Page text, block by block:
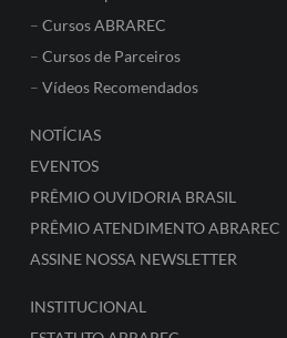
– Cursos ABRAREC
– Cursos de Parceiros
– Vídeos Recomendados
NOTÍCIAS
EVENTOS
PRÊMIO OUVIDORIA BRASIL
PRÊMIO ATENDIMENTO ABRAREC
ASSINE NOSSA NEWSLETTER
INSTITUCIONAL